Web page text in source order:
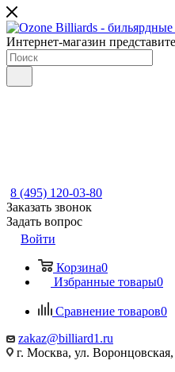
Интернет-магазин
8 (495) 120-03-80
Заказать звонок
Задать вопрос
Войти
Корзина0
Избранные товары0
Сравнение товаров0
zakaz@billiard1.ru
г. Москва, ул.